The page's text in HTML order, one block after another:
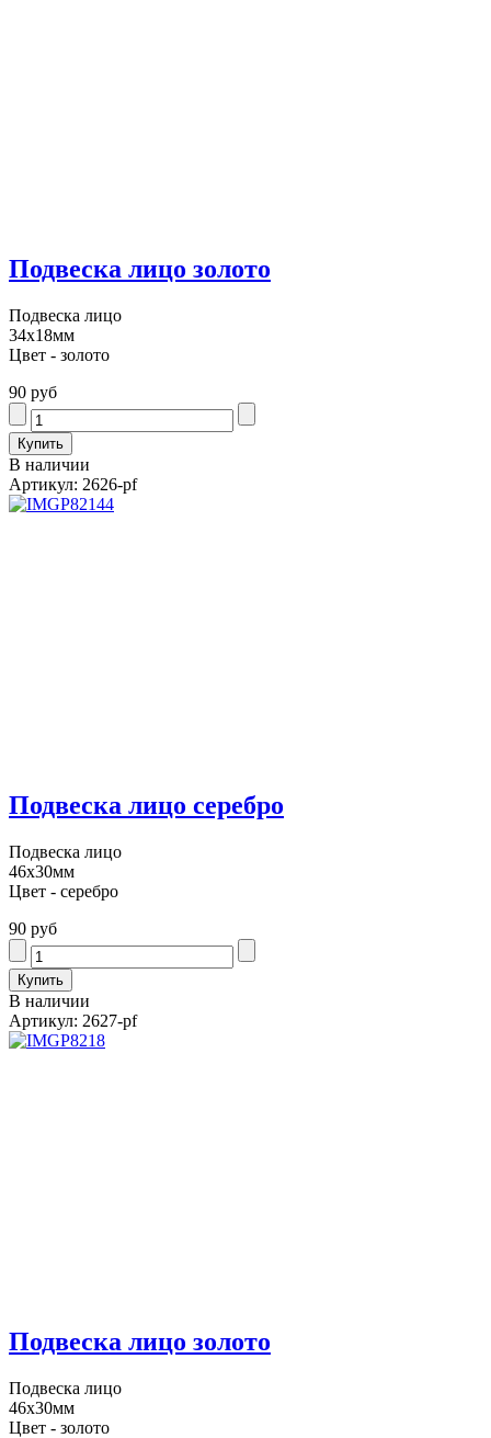
Подвеска лицо золото
Подвеска лицо
34х18мм
Цвет - золото
90 руб
В наличии
Артикул: 2626-pf
Подвеска лицо серебро
Подвеска лицо
46х30мм
Цвет - серебро
90 руб
В наличии
Артикул: 2627-pf
Подвеска лицо золото
Подвеска лицо
46х30мм
Цвет - золото